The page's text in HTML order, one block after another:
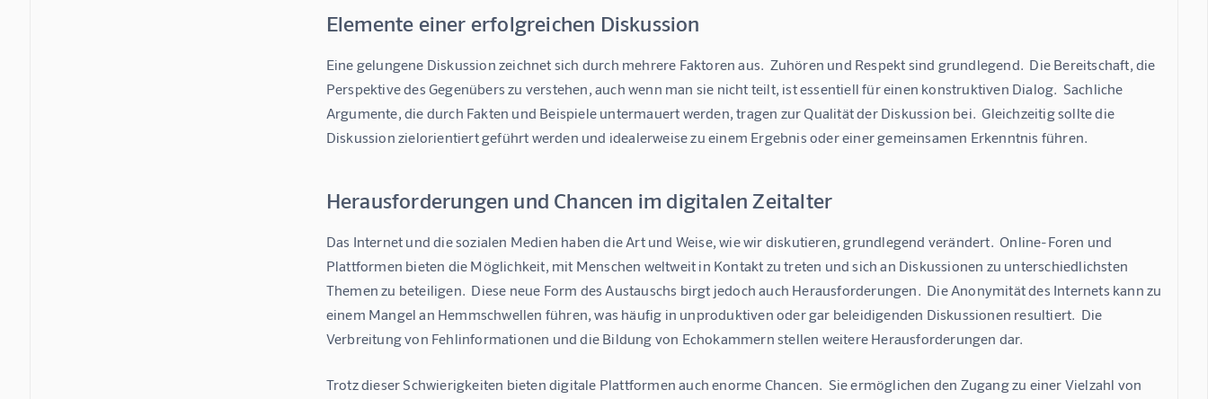
Elemente einer erfolgreichen Diskussion
Eine gelungene Diskussion zeichnet sich durch mehrere Faktoren aus.  Zuhören und Respekt sind grundlegend.  Die Bereitschaft, die
Perspektive des Gegenübers zu verstehen, auch wenn man sie nicht teilt, ist essentiell für einen konstruktiven Dialog.  Sachliche
Argumente, die durch Fakten und Beispiele untermauert werden, tragen zur Qualität der Diskussion bei.  Gleichzeitig sollte die
Diskussion zielorientiert geführt werden und idealerweise zu einem Ergebnis oder einer gemeinsamen Erkenntnis führen.
Herausforderungen und Chancen im digitalen Zeitalter
Das Internet und die sozialen Medien haben die Art und Weise, wie wir diskutieren, grundlegend verändert.  Online-Foren und
Plattformen bieten die Möglichkeit, mit Menschen weltweit in Kontakt zu treten und sich an Diskussionen zu unterschiedlichsten
Themen zu beteiligen.  Diese neue Form des Austauschs birgt jedoch auch Herausforderungen.  Die Anonymität des Internets kann zu
einem Mangel an Hemmschwellen führen, was häufig in unproduktiven oder gar beleidigenden Diskussionen resultiert.  Die
Verbreitung von Fehlinformationen und die Bildung von Echokammern stellen weitere Herausforderungen dar.
Trotz dieser Schwierigkeiten bieten digitale Plattformen auch enorme Chancen.  Sie ermöglichen den Zugang zu einer Vielzahl von